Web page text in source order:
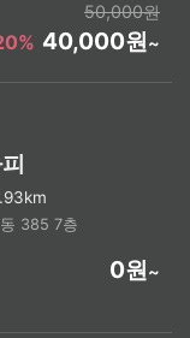
50,000원
40,000원~
385 7층
0원~